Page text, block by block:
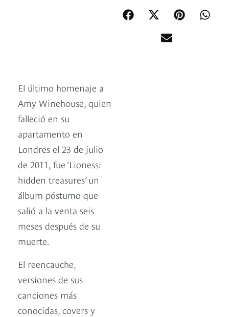
El último homenaje a
Amy Winehouse, quien
falleció en su
apartamento en
Londres el 23 de julio
de 2011, fue ‘Lioness:
hidden treasures’ un
álbum póstumo que
salió a la venta seis
meses después de su
muerte.
El reencauche,
versiones de sus
canciones más
conocidas, covers y